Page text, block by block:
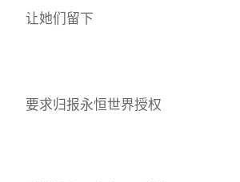
让她们留下
要求归报永恒世界授权